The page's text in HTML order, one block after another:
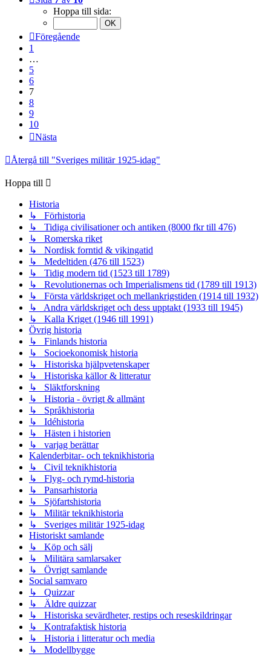
Hoppa till sida:
Föregående
1
…
5
6
7
8
9
10
Nästa
Återgå till "Sveriges militär 1925-idag"
Hoppa till
Historia
↳ Förhistoria
↳ Tidiga civilisationer och antiken (8000 fkr till 476)
↳ Romerska riket
↳ Nordisk forntid & vikingatid
↳ Medeltiden (476 till 1523)
↳ Tidig modern tid (1523 till 1789)
↳ Revolutionernas och Imperialismens tid (1789 till 1913)
↳ Första världskriget och mellankrigstiden (1914 till 1932)
↳ Andra världskriget och dess upptakt (1933 till 1945)
↳ Kalla Kriget (1946 till 1991)
Övrig historia
↳ Finlands historia
↳ Socioekonomisk historia
↳ Historiska hjälpvetenskaper
↳ Historiska källor & litteratur
↳ Släktforskning
↳ Historia - övrigt & allmänt
↳ Språkhistoria
↳ Idéhistoria
↳ Hästen i historien
↳ varjag berättar
Kalenderbitar- och teknikhistoria
↳ Civil teknikhistoria
↳ Flyg- och rymd-historia
↳ Pansarhistoria
↳ Sjöfartshistoria
↳ Militär teknikhistoria
↳ Sveriges militär 1925-idag
Historiskt samlande
↳ Köp och sälj
↳ Militära samlarsaker
↳ Övrigt samlande
Social samvaro
↳ Quizzar
↳ Äldre quizzar
↳ Historiska sevärdheter, restips och reseskildringar
↳ Kontrafaktisk historia
↳ Historia i litteratur och media
↳ Modellbygge